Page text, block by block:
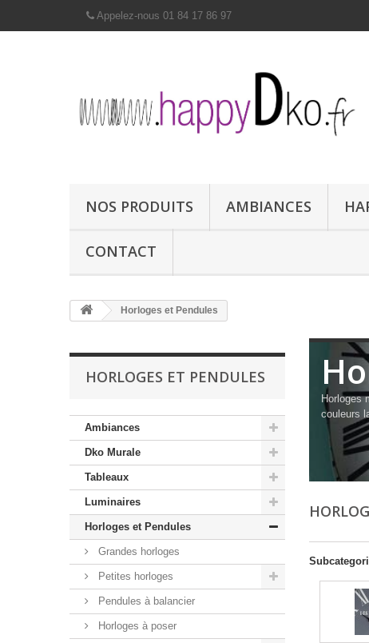
Appelez-nous 01 84 17 86 97
NOS PRODUITS AMBIANCES
CONTACT
Horloges et Pendules
HORLOGES ET PENDULES
Ambiances
Dko Murale
Tableaux
Luminaires
Horloges et Pendules
Grandes horloges
Petites horloges
Pendules à balancier
Horloges à poser
Horloges
couleurs